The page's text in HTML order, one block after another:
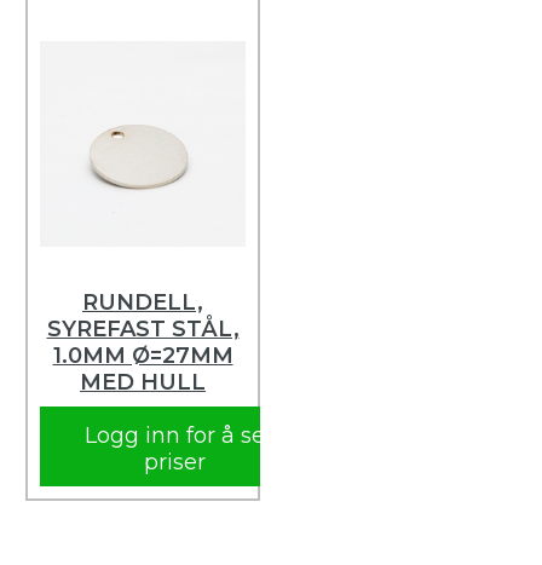
RUNDELL,
SYREFAST STÅL,
1.0MM Ø=27MM
MED HULL
Logg inn for å se
priser